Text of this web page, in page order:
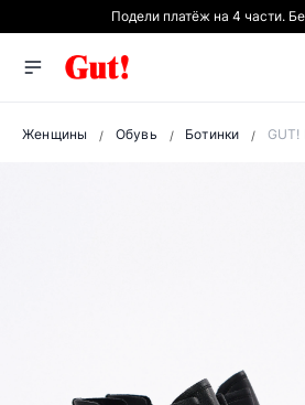
Подели платёж на 4 части.
Женщины Обувь Ботинки GUT!